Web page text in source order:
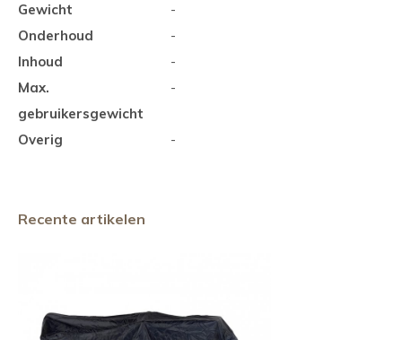
Gewicht
-
Onderhoud
-
Inhoud
-
Max.
gebruikersgewicht
-
Overig -
Recente artikelen